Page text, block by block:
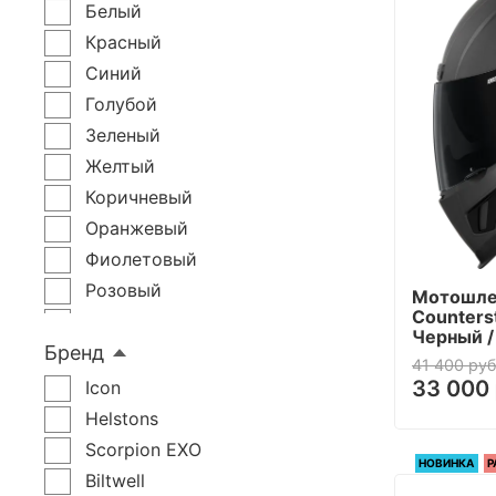
Черный
41 400
33 000
НОВИНКА
XL-2XL
2XL
XL-5XL
2XL-3XL
3XL
3XL-4XL
4XL
5XL-6XL
0
2
6
6-9
7
8
9
Белый
Красный
Синий
Голубой
Зеленый
Желтый
Коричневый
Оранжевый
Фиолетовый
Розовый
Камуфляж
Хаки
Бордовый
Бежевый
Бронзовый
Бренд
Icon
Helstons
Scorpion EXO
Biltwell